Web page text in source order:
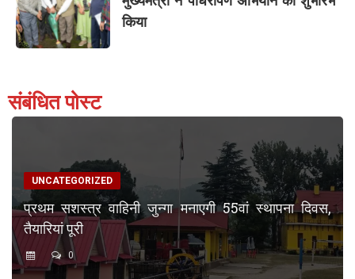
किया
संबंधित पोस्ट
UNCATEGORIZED
प्रथम सशस्त्र वाहिनी जुन्गा मनाएगी 55वां स्थापना दिवस,
तैयारियां पूरी
0